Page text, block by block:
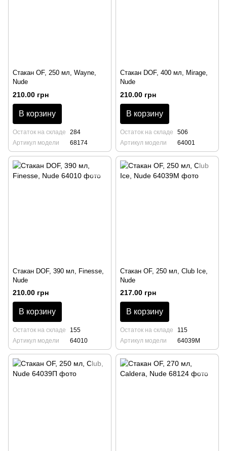
Стакан OF, 250 мл, Wayne,
Nude
210.00 грн
В корзину
Остаток на складе
284
Артикул модели
68174
Стакан DOF, 400 мл, Mirage,
Nude
210.00 грн
В корзину
Остаток на складе
506
Артикул модели
64001
Стакан DOF, 390 мл, Finesse,
Nude
210.00 грн
В корзину
Остаток на складе
155
Артикул модели
64010
Стакан OF, 250 мл, Club Ice,
Nude
217.00 грн
В корзину
Остаток на складе
115
Артикул модели
64039М